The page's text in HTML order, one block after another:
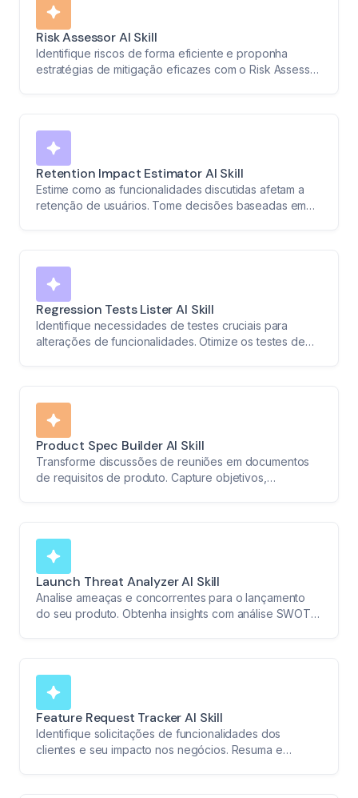
Risk Assessor AI Skill
Identifique riscos de forma eficiente e proponha
estratégias de mitigação eficazes com o Risk Assessor
Retention Impact Estimator AI Skill
Estime como as funcionalidades discutidas afetam a
retenção de usuários. Tome decisões baseadas em
Regression Tests Lister AI Skill
Identifique necessidades de testes cruciais para
alterações de funcionalidades. Otimize os testes de
Product Spec Builder AI Skill
Transforme discussões de reuniões em documentos
de requisitos de produto. Capture objetivos,
Launch Threat Analyzer AI Skill
Analise ameaças e concorrentes para o lançamento
do seu produto. Obtenha insights com análise SWOT,
Feature Request Tracker AI Skill
Identifique solicitações de funcionalidades dos
clientes e seu impacto nos negócios. Resuma e